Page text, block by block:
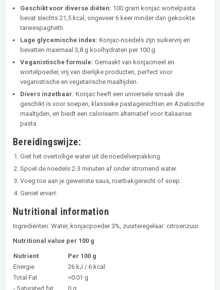
Geschikt voor diverse diëten: 100 gram konjac wortelpasta
bevat slechts 21,5 kcal, ongeveer 6 keer minder dan gekookte
tarwespaghetti.
Lage glycemische index: Konjac-noedels zijn suikervrij en
bevatten maximaal 3,8 g koolhydraten per 100 g.
Veganistische formule: Gemaakt van konjacmeel en
wortelpoeder, vrij van dierlijke producten, perfect voor
veganistische en vegetarische maaltijden.
Divers inzetbaar: Konjac heeft een universele smaak die
geschikt is voor soepen, klassieke pastagerechten en Aziatische
maaltijden, en biedt een caloriearm alternatief voor Italiaanse
pasta.
Bereidingswijze:
Giet het overtollige water uit de noedelverpakking.
Spoel de noedels 2-3 minuten af onder stromend water.
Voeg toe aan je gewenste saus, roerbakgerecht of soep.
Geniet ervan!
Nutritional information
Ingrediënten: Water, konjacpoeder 3%, zuurteregelaar: citroenzuur.
Nutritional value per 100 g
Nutrient
Per 100 g
Energie
26 kJ / 6 kcal
Total Fat
<0.01 g
- Saturated fat
0 g